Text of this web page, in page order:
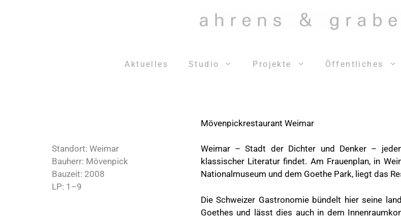
Aktuelles Studio Projekte Öffentliches
Standort: Weimar
Bauherr: Mövenpick
Bauzeit: 2008
LP: 1–9
Mövenpickrestaurant Weimar
Weimar – Stadt der Dichter und Denker –
klassischer Literatur findet. Am Frauenplan, in
Nationalmuseum und dem Goethe Park, liegt das
Die Schweizer Gastronomie bündelt hier seine
Goethes und lässt dies auch in dem